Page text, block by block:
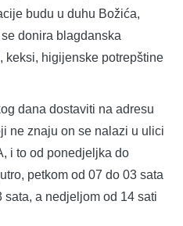
budu u duhu Božića,
donira blagdanska
keksi, higijenske potrepštine
dana dostaviti na adresu
ne znaju on se nalazi u ulici
i to od ponedjeljka do
petkom od 07 do 03 sata
sata, a nedjeljom od 14 sati